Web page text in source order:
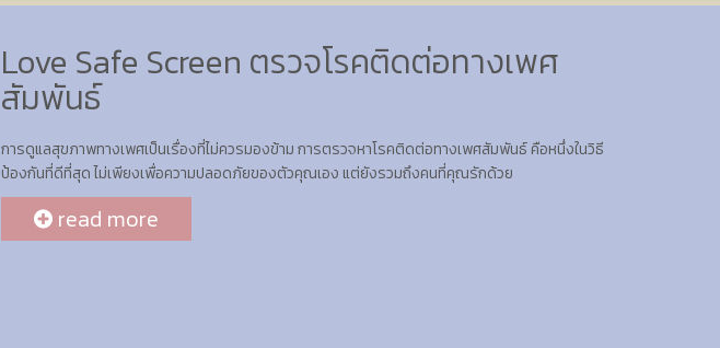
Love Safe Screen ตรวจโรคติดต่อทางเพศ
สัมพันธ์
การดูแลสุขภาพทางเพศเป็นเรื่องที่ไม่ควรมองข้าม การตรวจหาโรคติดต่อทางเพศสัมพันธ์ คือหนึ่งในวิธี
ป้องกันที่ดีที่สุด ไม่เพียงเพื่อความปลอดภัยของตัวคุณเอง แต่ยังรวมถึงคนที่คุณรักด้วย
read more